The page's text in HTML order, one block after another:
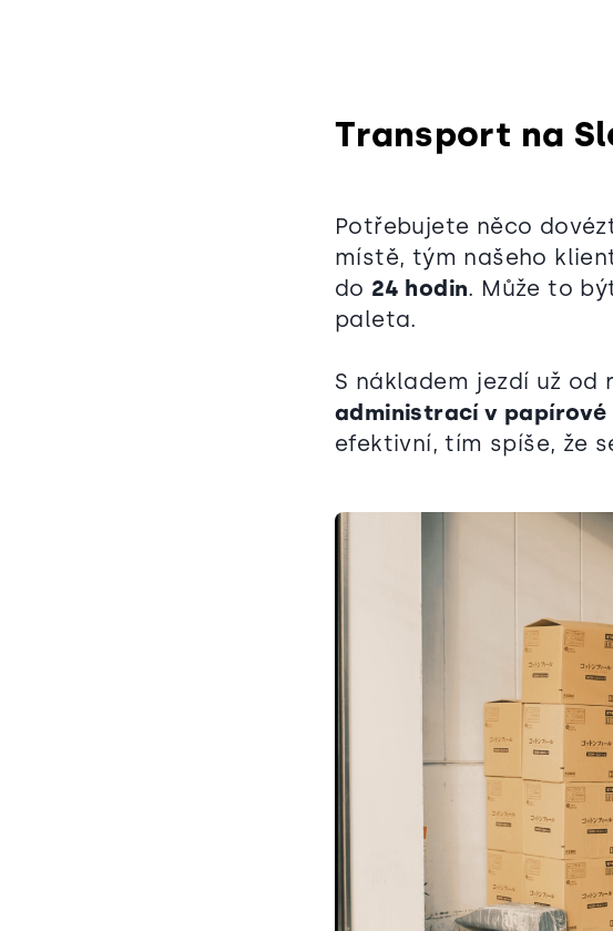
Transport na
Potřebujete něco
místě, tým našeho
do 24 hodin. Může to
paleta.
S nákladem jezdí už
administrací v papírové
efektivní, tím spíše, že